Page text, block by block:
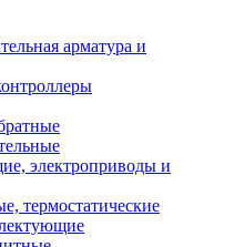
арматура и
электроприводы и
термостатические